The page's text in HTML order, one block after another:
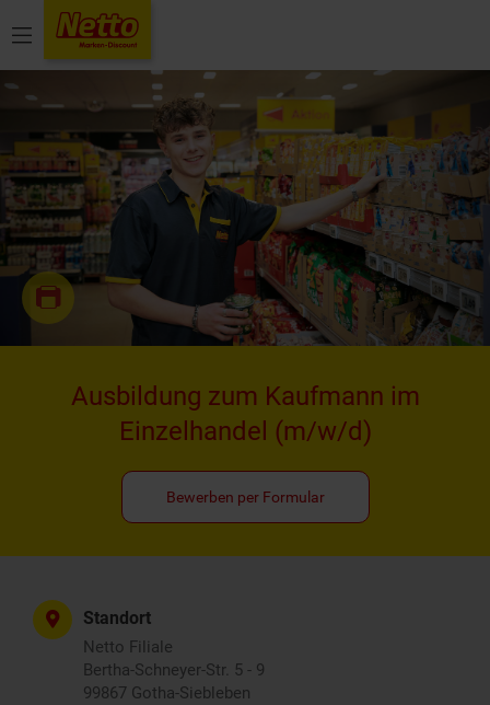
Menü
Ausbildung zum Kaufmann im
Einzelhandel (m/w/d)
Bewerben per Formular
Standort
Netto Filiale
Bertha-Schneyer-Str. 5 - 9
99867 Gotha-Siebleben